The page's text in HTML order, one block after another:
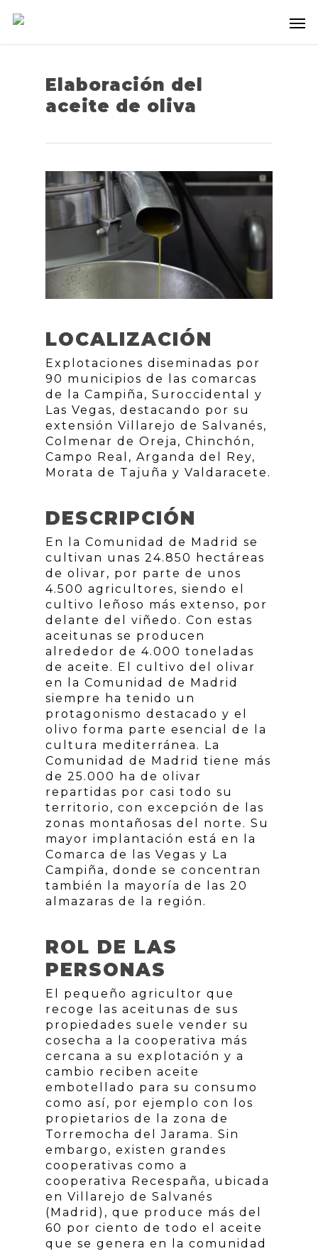
Elaboración del
aceite de oliva
LOCALIZACIÓN
Explotaciones diseminadas por
90 municipios de las comarcas
de la Campiña, Suroccidental y
Las Vegas, destacando por su
extensión Villarejo de Salvanés,
Colmenar de Oreja, Chinchón,
Campo Real, Arganda del Rey,
Morata de Tajuña y Valdaracete.
DESCRIPCIÓN
En la Comunidad de Madrid se
cultivan unas 24.850 hectáreas
de olivar, por parte de unos
4.500 agricultores, siendo el
cultivo leñoso más extenso, por
delante del viñedo. Con estas
aceitunas se producen
alrededor de 4.000 toneladas
de aceite. El cultivo del olivar
en la Comunidad de Madrid
siempre ha tenido un
protagonismo destacado y el
olivo forma parte esencial de la
cultura mediterránea. La
Comunidad de Madrid tiene más
de 25.000 ha de olivar
repartidas por casi todo su
territorio, con excepción de las
zonas montañosas del norte. Su
mayor implantación está en la
Comarca de las Vegas y La
Campiña, donde se concentran
también la mayoría de las 20
almazaras de la región.
ROL DE LAS
PERSONAS
El pequeño agricultor que
recoge las aceitunas de sus
propiedades suele vender su
cosecha a la cooperativa más
cercana a su explotación y a
cambio reciben aceite
embotellado para su consumo
como así, por ejemplo con los
propietarios de la zona de
Torremocha del Jarama. Sin
embargo, existen grandes
cooperativas como a
cooperativa Recespaña, ubicada
en Villarejo de Salvanés
(Madrid), que produce más del
60 por ciento de todo el aceite
que se genera en la comunidad